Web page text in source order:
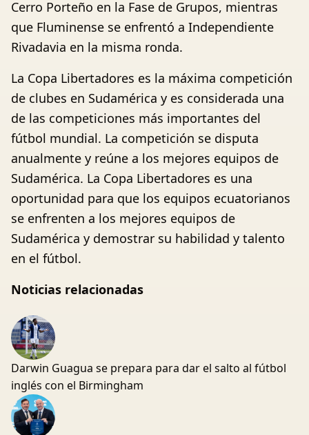
Cerro Porteño en la Fase de Grupos, mientras
que Fluminense se enfrentó a Independiente
Rivadavia en la misma ronda.
La Copa Libertadores es la máxima competición
de clubes en Sudamérica y es considerada una
de las competiciones más importantes del
fútbol mundial. La competición se disputa
anualmente y reúne a los mejores equipos de
Sudamérica. La Copa Libertadores es una
oportunidad para que los equipos ecuatorianos
se enfrenten a los mejores equipos de
Sudamérica y demostrar su habilidad y talento
en el fútbol.
Noticias relacionadas
Darwin Guagua se prepara para dar el salto al fútbol
inglés con el Birmingham